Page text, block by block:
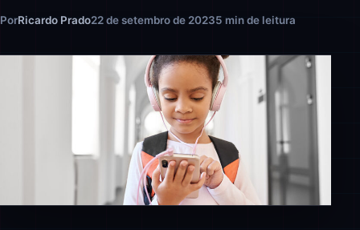
PorRicardo Prado22 de setembro de 20235 min de leitura